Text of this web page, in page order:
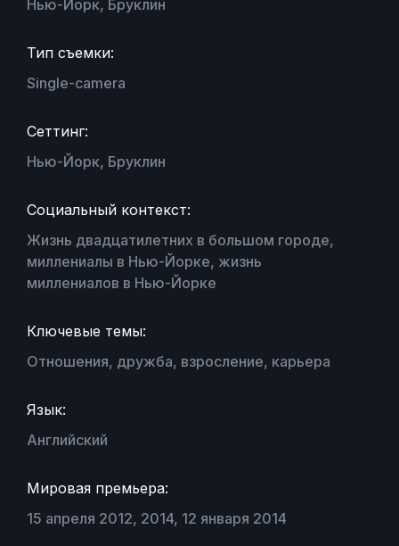
Нью-Йорк, Бруклин
Тип съемки:
Single-camera
Сеттинг:
Нью-Йорк, Бруклин
Социальный контекст:
Жизнь двадцатилетних в большом городе,
миллениалы в Нью-Йорке, жизнь
миллениалов в Нью-Йорке
Ключевые темы:
Отношения, дружба, взросление, карьера
Язык:
Английский
Мировая премьера:
15 апреля 2012, 2014, 12 января 2014